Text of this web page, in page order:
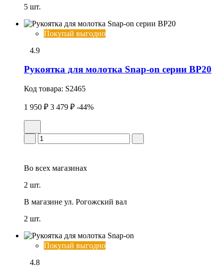
5 шт.
Покупай выгодно
4.9
Рукоятка для молотка Snap-on серии BP20
Код товара: S2465
1 950 ₽ 3 479 ₽ -44%
Во всех магазинах
2 шт.
В магазине ул. Рогожский вал
2 шт.
Покупай выгодно
4.8